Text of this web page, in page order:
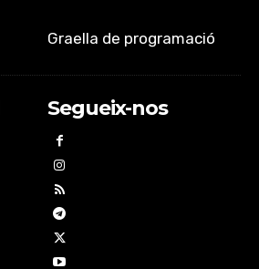
Graella de programació
Segueix-nos